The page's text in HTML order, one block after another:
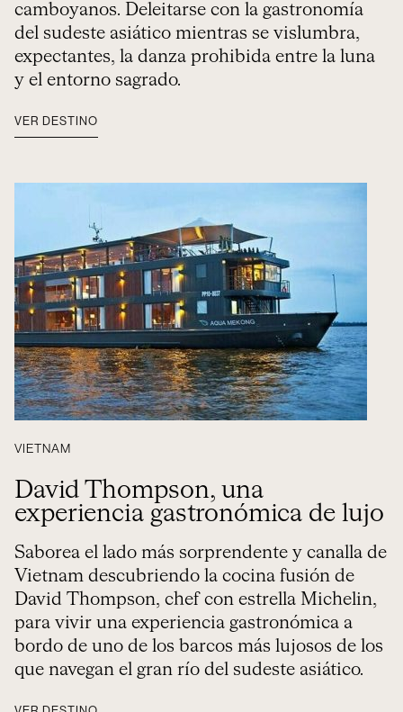
camboyanos. Deleitarse con la gastronomía
del sudeste asiático mientras se vislumbra,
expectantes, la danza prohibida entre la luna
y el entorno sagrado.
VER DESTINO
VIETNAM
David Thompson, una
experiencia gastronómica de lujo
Saborea el lado más sorprendente y canalla de
Vietnam descubriendo la cocina fusión de
David Thompson, chef con estrella Michelin,
para vivir una experiencia gastronómica a
bordo de uno de los barcos más lujosos de los
que navegan el gran río del sudeste asiático.